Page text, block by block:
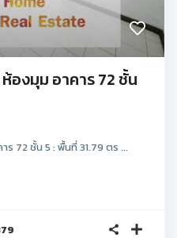
องมุม อาคาร 72 ชั้น
72 ชั้น 5 : พื้นที่ 31.79 ตร ...